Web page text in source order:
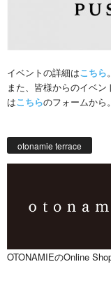
イベントの詳細はこちら。
また、皆様からのイベ
はこちらのフォームから。
otonamie terrace
OTONAMIEのOnline Shop